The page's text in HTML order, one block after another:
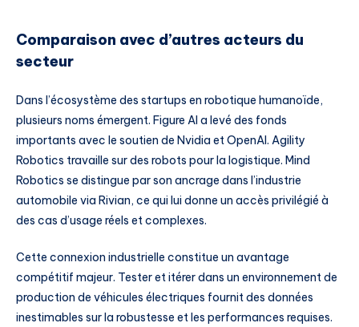
Comparaison avec d’autres acteurs du
secteur
Dans l’écosystème des startups en robotique humanoïde,
plusieurs noms émergent. Figure AI a levé des fonds
importants avec le soutien de Nvidia et OpenAI. Agility
Robotics travaille sur des robots pour la logistique. Mind
Robotics se distingue par son ancrage dans l’industrie
automobile via Rivian, ce qui lui donne un accès privilégié à
des cas d’usage réels et complexes.
Cette connexion industrielle constitue un avantage
compétitif majeur. Tester et itérer dans un environnement de
production de véhicules électriques fournit des données
inestimables sur la robustesse et les performances requises.